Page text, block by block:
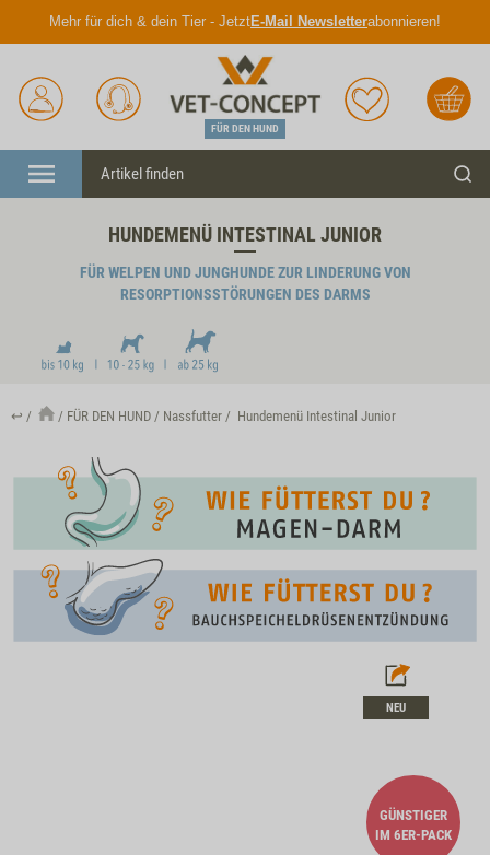
Mehr für dich & dein Tier - JetztE-Mail Newsletterabonnieren!
Anmelden
Unser
Service
FÜR DEN HUND
Merkliste Warenkorb
Menü
HUNDEMENÜ INTESTINAL JUNIOR
FÜR WELPEN UND JUNGHUNDE ZUR LINDERUNG VON
RESORPTIONSSTÖRUNGEN DES DARMS
↩ FÜR DEN HUND Nassfutter Hundemenü Intestinal Junior
NEU
GÜNSTIGER
IM 6ER-PACK